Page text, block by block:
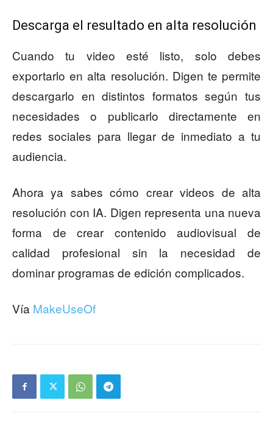
Descarga el resultado en alta resolución
Cuando tu video esté listo, solo debes
exportarlo en alta resolución. Digen te permite
descargarlo en distintos formatos según tus
necesidades o publicarlo directamente en
redes sociales para llegar de inmediato a tu
audiencia.
Ahora ya sabes cómo crear videos de alta
resolución con IA. Digen representa una nueva
forma de crear contenido audiovisual de
calidad profesional sin la necesidad de
dominar programas de edición complicados.
Vía MakeUseOf